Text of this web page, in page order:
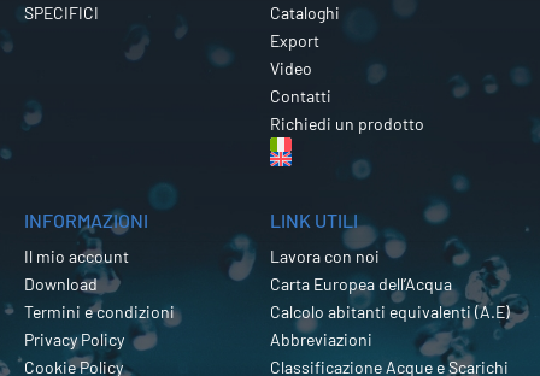
SPECIFICI
Cataloghi
Export
Video
Contatti
Richiedi un prodotto
INFORMAZIONI
Il mio account
Download
Termini e condizioni
Privacy Policy
Cookie Policy
LINK UTILI
Lavora con noi
Carta Europea dell’Acqua
Calcolo abitanti equivalenti (A.E)
Abbreviazioni
Classificazione Acque e Scarichi